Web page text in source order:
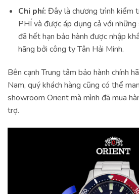
Chi phí: Đây là chương trình kiểm
PHÍ và được áp dụng cả với những
đã hết hạn bảo hành được nhập
hãng bởi công ty Tân Hải Minh.
Bên cạnh Trung tâm bảo hành chính
Nam, quý khách hàng cũng có thể
showroom Orient mà mình đã mua
trợ.